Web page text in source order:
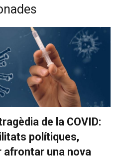
de la COVID:
polítiques,
afrontar una nova